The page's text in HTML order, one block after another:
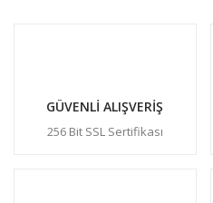
GÜVENLİ ALIŞVERİŞ
256 Bit SSL Sertifikası